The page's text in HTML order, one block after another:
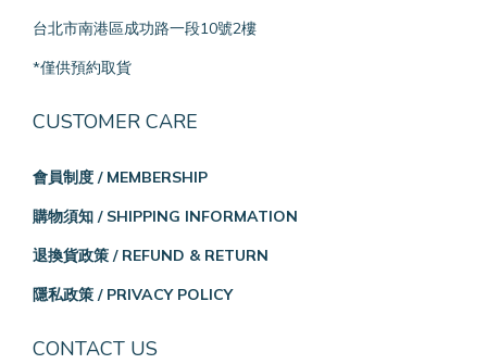
台北市南港區成功路一段10號2樓
*僅供預約取貨
CUSTOMER CARE
會員制度 / MEMBERSHIP
購物須知 / SHIPPING INFORMATION
退換貨政策 / REFUND & RETURN
隱私政策 / PRIVACY POLICY
CONTACT US